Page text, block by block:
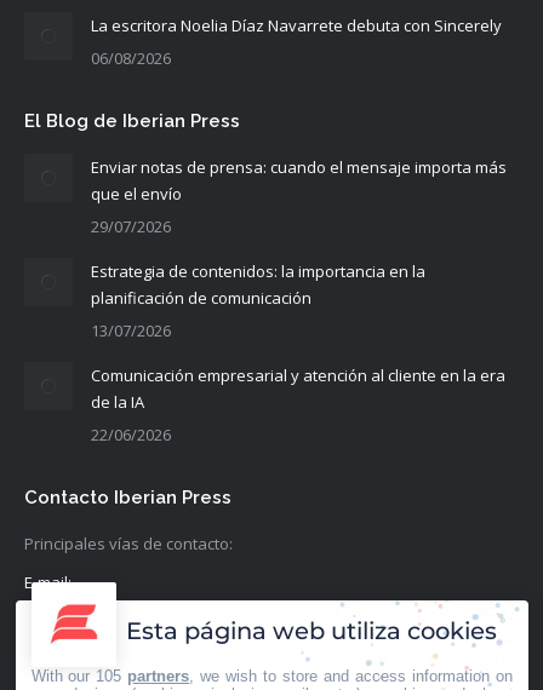
La escritora Noelia Díaz Navarrete debuta con Sincerely
06/08/2026
El Blog de Iberian Press
Enviar notas de prensa: cuando el mensaje importa más
que el envío
29/07/2026
Estrategia de contenidos: la importancia en la
planificación de comunicación
13/07/2026
Comunicación empresarial y atención al cliente en la era
de la IA
22/06/2026
Contacto Iberian Press
Principales vías de contacto:
E-mail:
info@iberianpress.es
Esta página web utiliza cookies
With our 105 partners , we wish to store and access information on